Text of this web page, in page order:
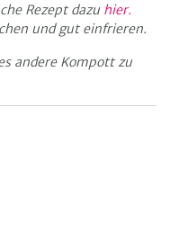
Rezept dazu hier.
und gut einfrieren.
andere Kompott zu